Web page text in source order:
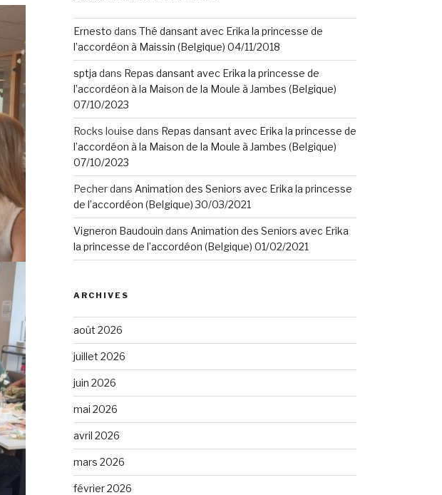
Ernesto dans Thé dansant avec Erika la princesse de
l’accordéon à Maissin (Belgique) 04/11/2018
sptja dans Repas dansant avec Erika la princesse de
l’accordéon à la Maison de la Moule à Jambes (Belgique)
07/10/2023
Rocks louise dans Repas dansant avec Erika la princesse de
l’accordéon à la Maison de la Moule à Jambes (Belgique)
07/10/2023
Pecherdans Animation des Seniors avec Erika la princesse
de l’accordéon (Belgique) 30/03/2021
Vigneron Baudouin dans Animation des Seniors avec Erika
la princesse de l’accordéon (Belgique) 01/02/2021
ARCHIVES
août 2026
juillet 2026
juin 2026
mai 2026
avril 2026
mars 2026
février 2026